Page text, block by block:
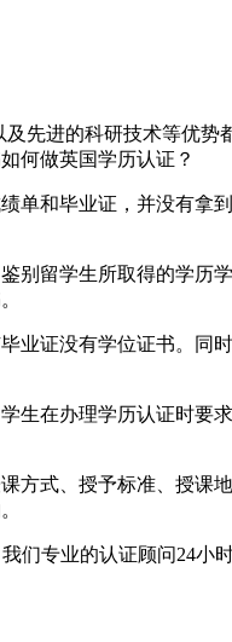
先进的科研技术等优势
何做英国学历认证？
单和毕业证，并没有拿
别留学生所取得的学历
业证没有学位证书。同
生在办理学历认证时要
方式、授予标准、授课
们专业的认证顾问24小